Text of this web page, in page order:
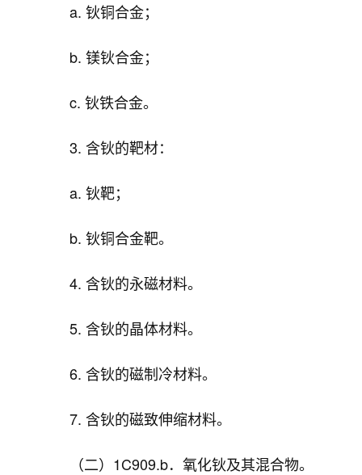
a. 钬铜合金；
b. 镁钬合金；
c. 钬铁合金。
3. 含钬的靶材：
a. 钬靶；
b. 钬铜合金靶。
4. 含钬的永磁材料。
5. 含钬的晶体材料。
6. 含钬的磁制冷材料。
7. 含钬的磁致伸缩材料。
（二）1C909.b．氧化钬及其混合物。